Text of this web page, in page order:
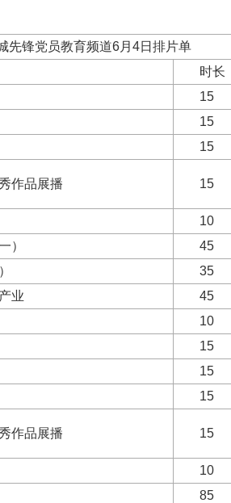
道6月4日排片单
时长
15
15
15
作品展播 15
10
） 45
35
业 45
10
15
15
15
作品展播 15
10
85